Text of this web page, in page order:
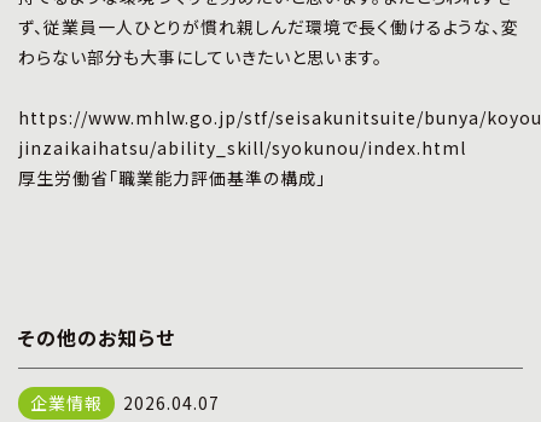
ず、従業員一人ひとりが慣れ親しんだ環境で長く働けるような、変
わらない部分も大事にしていきたいと思います。
https://www.mhlw.go.jp/stf/seisakunitsuite/bunya/
jinzaikaihatsu/ability_skill/syokunou/index.html
厚生労働省「職業能力評価基準の構成」
その他のお知らせ
2026.04.07